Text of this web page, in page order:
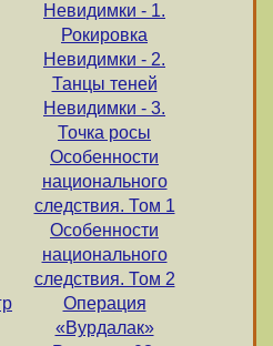
Невидимки - 1.
Рокировка
Невидимки - 2.
Танцы теней
Невидимки - 3.
Точка росы
Особенности
национального
следствия. Том 1
Особенности
национального
следствия. Том 2
Операция
«Вурдалак»